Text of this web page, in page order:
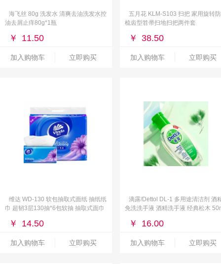
海飞丝 80g 洗发水 清爽去油洗发水控
油去屑止痒80g*1瓶
￥ 11.50
加入购物车 立即购买
五月花 KLM-S103 扫把 家用旋转
梳齿型笤帚扫地扫把两件套
￥ 38.50
加入购物车 立即购买
维达 WD-130 软包抽取式面纸 抽纸纸
巾 超韧3层130抽*6包软抽 抽取式面巾
￥ 14.50
加入购物车 立即购买
滴露/Dettol DL-1 多用途清洁剂 酒
免洗洗手液 酒精洗手液 经典松木
￥ 16.00
加入购物车 立即购买